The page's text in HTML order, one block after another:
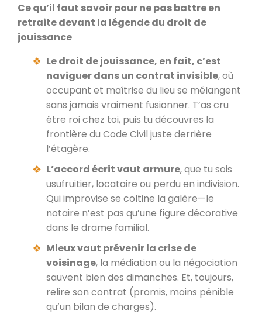
Ce qu’il faut savoir pour ne pas battre en
retraite devant la légende du droit de
jouissance
Le droit de jouissance, en fait, c’est
naviguer dans un contrat invisible, où
occupant et maîtrise du lieu se mélangent
sans jamais vraiment fusionner. T’as cru
être roi chez toi, puis tu découvres la
frontière du Code Civil juste derrière
l’étagère.
L’accord écrit vaut armure, que tu sois
usufruitier, locataire ou perdu en indivision.
Qui improvise se coltine la galère—le
notaire n’est pas qu’une figure décorative
dans le drame familial.
Mieux vaut prévenir la crise de
voisinage, la médiation ou la négociation
sauvent bien des dimanches. Et, toujours,
relire son contrat (promis, moins pénible
qu’un bilan de charges).